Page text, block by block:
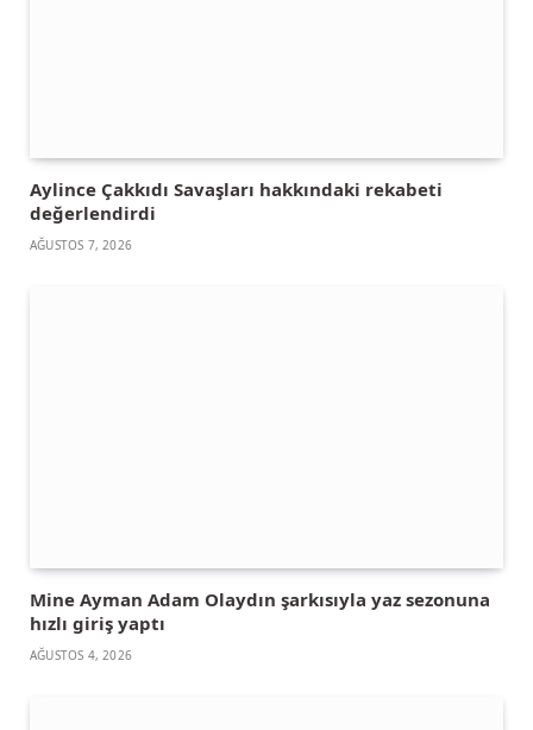
Aylince Çakkıdı Savaşları hakkındaki rekabeti
değerlendirdi
AĞUSTOS 7, 2026
Mine Ayman Adam Olaydın şarkısıyla yaz sezonuna
hızlı giriş yaptı
AĞUSTOS 4, 2026